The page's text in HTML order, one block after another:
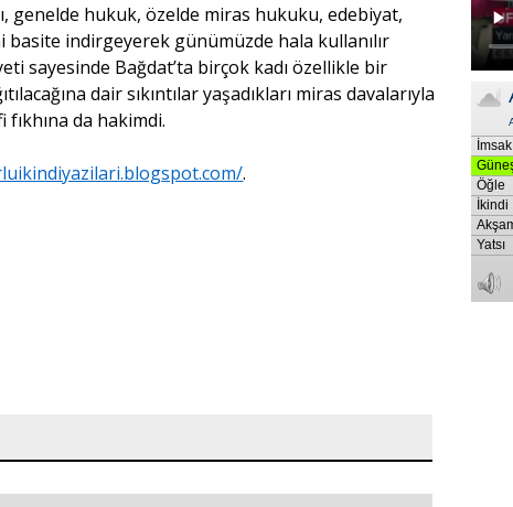
genelde hukuk, özelde miras hukuku, edebiyat,
basite indirgeyerek günümüzde hala kullanılır
sayesinde Bağdat’ta birçok kadı özellikle bir
dair sıkıntılar yaşadıkları miras davalarıyla
fıkhına da hakimdi.
.